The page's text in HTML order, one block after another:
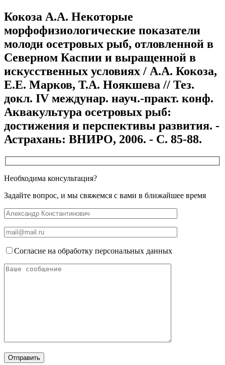
Кокоза А.А. Некоторые
морфофизиологические показатели
молоди осетровых рыб, отловленной в
Северном Каспии и выращенной в
искусственных условиях / А.А. Кокоза,
Е.Е. Марков, Т.А. Ноякшева // Тез.
докл. IV междунар. науч.-практ. конф.
Аквакультура осетровых рыб:
достижения и перспективы развития. -
Астрахань: ВНИРО, 2006. - С. 85-88.
Необходима консультация?
Задайте вопрос, и мы свяжемся с вами в ближайшее время
Согласие на обработку персональных данных